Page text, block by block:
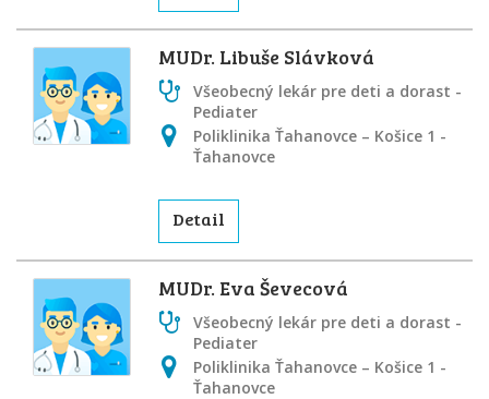
MUDr. Libuše Slávková
Všeobecný lekár pre deti a dorast -
Pediater
Poliklinika Ťahanovce – Košice 1 -
Ťahanovce
Detail
MUDr. Eva Ševecová
Všeobecný lekár pre deti a dorast -
Pediater
Poliklinika Ťahanovce – Košice 1 -
Ťahanovce